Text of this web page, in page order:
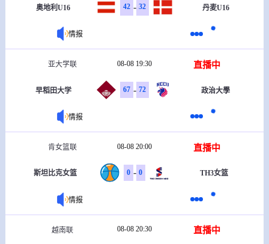
奥地利U16 42 - 32 丹麦U16
情报
亚大学联 08-08 19:30 直播中
早稻田大学 67 - 72 政治大學
情报
肯女篮联 08-08 20:00 直播中
斯坦比克女篮 0 - 0 TH3女篮
情报
越南联 08-08 20:30 直播中